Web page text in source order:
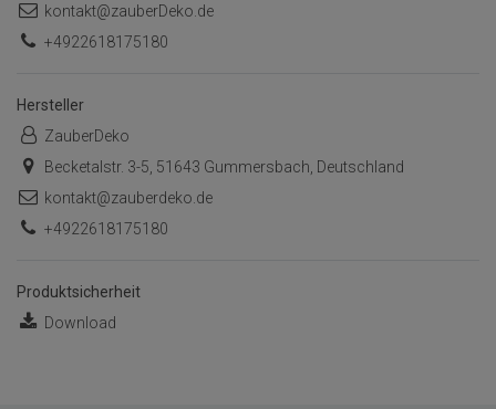
kontakt@zauberDeko.de
+4922618175180
Hersteller
ZauberDeko
Becketalstr. 3-5, 51643 Gummersbach, Deutschland
kontakt@zauberdeko.de
+4922618175180
Produktsicherheit
Download